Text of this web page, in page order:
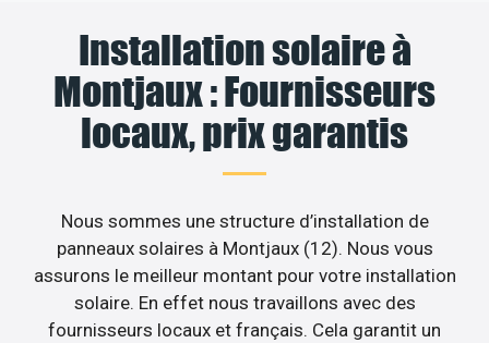
Installation solaire à
Montjaux : Fournisseurs
locaux, prix garantis
Nous sommes une structure d’installation de
panneaux solaires à Montjaux (12). Nous vous
assurons le meilleur montant pour votre installation
solaire. En effet nous travaillons avec des
fournisseurs locaux et français. Cela garantit un